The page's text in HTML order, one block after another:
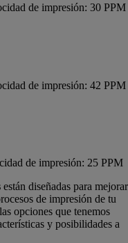
de impresión: 30 PPM
de impresión: 42 PPM
de impresión: 25 PPM
están diseñadas para mejorar
de impresión de tu
opciones que tenemos
y posibilidades a